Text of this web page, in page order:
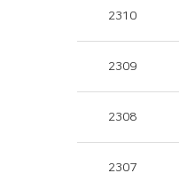
2310
2309
2308
2307